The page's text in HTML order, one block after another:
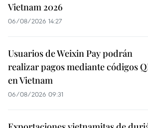
Vietnam 2026
06/08/2026 14:27
Usuarios de Weixin Pay podrán
realizar pagos mediante códigos
en Vietnam
06/08/2026 09:31